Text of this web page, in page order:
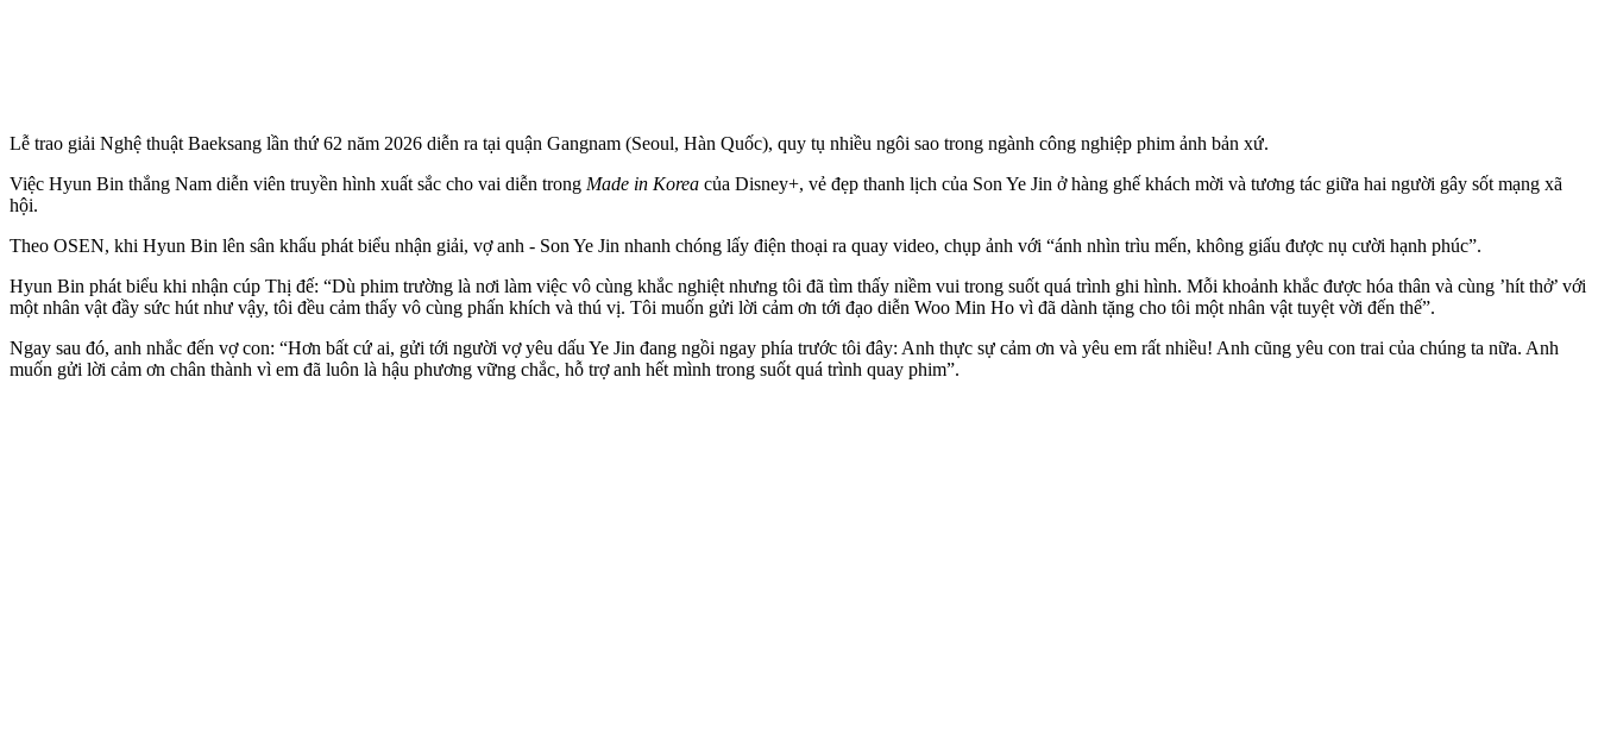
Lễ trao giải Nghệ thuật Baeksang lần thứ 62 năm 2026 diễn ra tại quận Gangnam (Seoul, Hàn Quốc), quy tụ nhiều ngôi sao trong ngành công nghiệp phim ảnh bản xứ.
Việc Hyun Bin thắng Nam diễn viên truyền hình xuất sắc cho vai diễn trong Made in Korea của Disney+, vẻ đẹp thanh lịch của Son Ye Jin ở hàng ghế khách mời và tương tác giữa hai người gây sốt mạng xã
hội.
Theo OSEN, khi Hyun Bin lên sân khấu phát biểu nhận giải, vợ anh - Son Ye Jin nhanh chóng lấy điện thoại ra quay video, chụp ảnh với “ánh nhìn trìu mến, không giấu được nụ cười hạnh phúc”.
Hyun Bin phát biểu khi nhận cúp Thị đế: “Dù phim trường là nơi làm việc vô cùng khắc nghiệt nhưng tôi đã tìm thấy niềm vui trong suốt quá trình ghi hình. Mỗi khoảnh khắc được hóa thân và cùng ’hít thở’ với
một nhân vật đầy sức hút như vậy, tôi đều cảm thấy vô cùng phấn khích và thú vị. Tôi muốn gửi lời cảm ơn tới đạo diễn Woo Min Ho vì đã dành tặng cho tôi một nhân vật tuyệt vời đến thế”.
Ngay sau đó, anh nhắc đến vợ con: “Hơn bất cứ ai, gửi tới người vợ yêu dấu Ye Jin đang ngồi ngay phía trước tôi đây: Anh thực sự cảm ơn và yêu em rất nhiều! Anh cũng yêu con trai của chúng ta nữa. Anh
muốn gửi lời cảm ơn chân thành vì em đã luôn là hậu phương vững chắc, hỗ trợ anh hết mình trong suốt quá trình quay phim”.